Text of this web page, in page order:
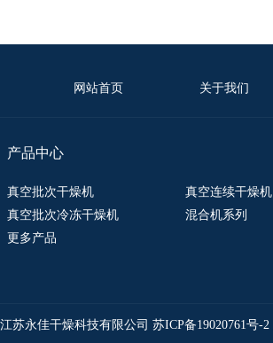
网站首页 关于我们
产品中心
真空批次干燥机 真空连续干燥机
真空批次冷冻干燥机
混合机系列
更多产品
苏永佳干燥科技有限公司 苏ICP备19020761号-2